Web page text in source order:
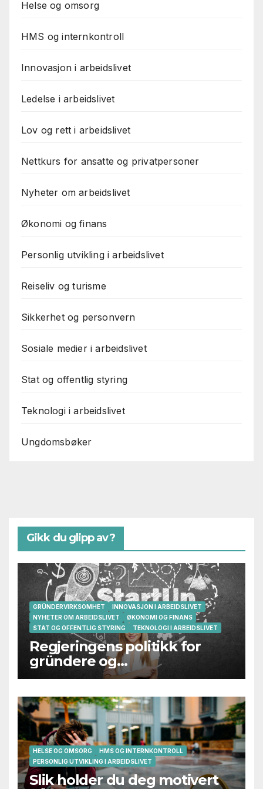
Helse og omsorg
HMS og internkontroll
Innovasjon i arbeidslivet
Ledelse i arbeidslivet
Lov og rett i arbeidslivet
Nettkurs for ansatte og privatpersoner
Nyheter om arbeidslivet
Økonomi og finans
Personlig utvikling i arbeidslivet
Reiseliv og turisme
Sikkerhet og personvern
Sosiale medier i arbeidslivet
Stat og offentlig styring
Teknologi i arbeidslivet
Ungdomsbøker
Gikk du glipp av?
GRÜNDERVIRKSOMHET
INNOVASJON I ARBEIDSLIVET
NYHETER OM ARBEIDSLIVET
ØKONOMI OG FINANS
STAT OG OFFENTLIG STYRING
TEKNOLOGI I ARBEIDSLIVET
Regjeringens politikk for
gründere og
oppstartsbedrifter svikter
HELSE OG OMSORG
HMS OG INTERNKONTROLL
PERSONLIG UTVIKLING I ARBEIDSLIVET
Slik holder du deg motivert